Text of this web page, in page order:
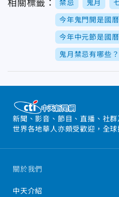
相關標籤： 禁忌 鬼月
今年鬼門開是國
今年中元節是國
鬼月禁忌有哪些？
新聞、影音、節目、直播、社
世界各地華人亦頗受歡迎，全
關於我們
中天介紹